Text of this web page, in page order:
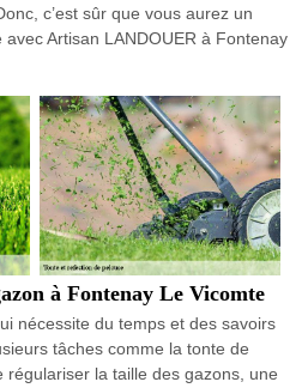
c’est sûr que vous aurez un
Artisan LANDOUER à Fontenay
à Fontenay Le Vicomte
nécessite du temps et des savoirs
tâches comme la tonte de
régulariser la taille des gazons, une